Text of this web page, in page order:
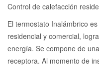
Control de calefacción
El termostato Inalámbrico
residencial y comercial,
energía. Se compone de
receptora. Al momento de